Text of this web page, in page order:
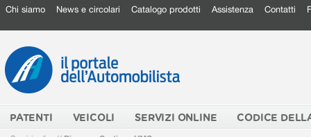
Chi siamo News e circolari Catalogo prodotti Assistenza Contatti
PATENTI VEICOLI SERVIZI ONLINE CODICE